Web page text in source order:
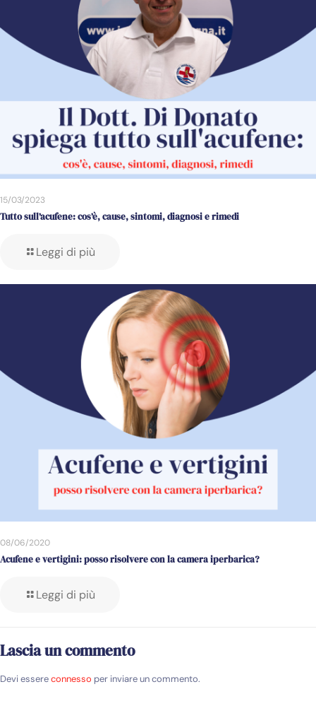
15/03/2023
Tutto sull’acufene: cos’è, cause, sintomi, diagnosi e rimedi
Leggi di più
08/06/2020
Acufene e vertigini: posso risolvere con la camera iperbarica?
Leggi di più
Lascia un commento
Devi essereconnesso per inviare un commento.